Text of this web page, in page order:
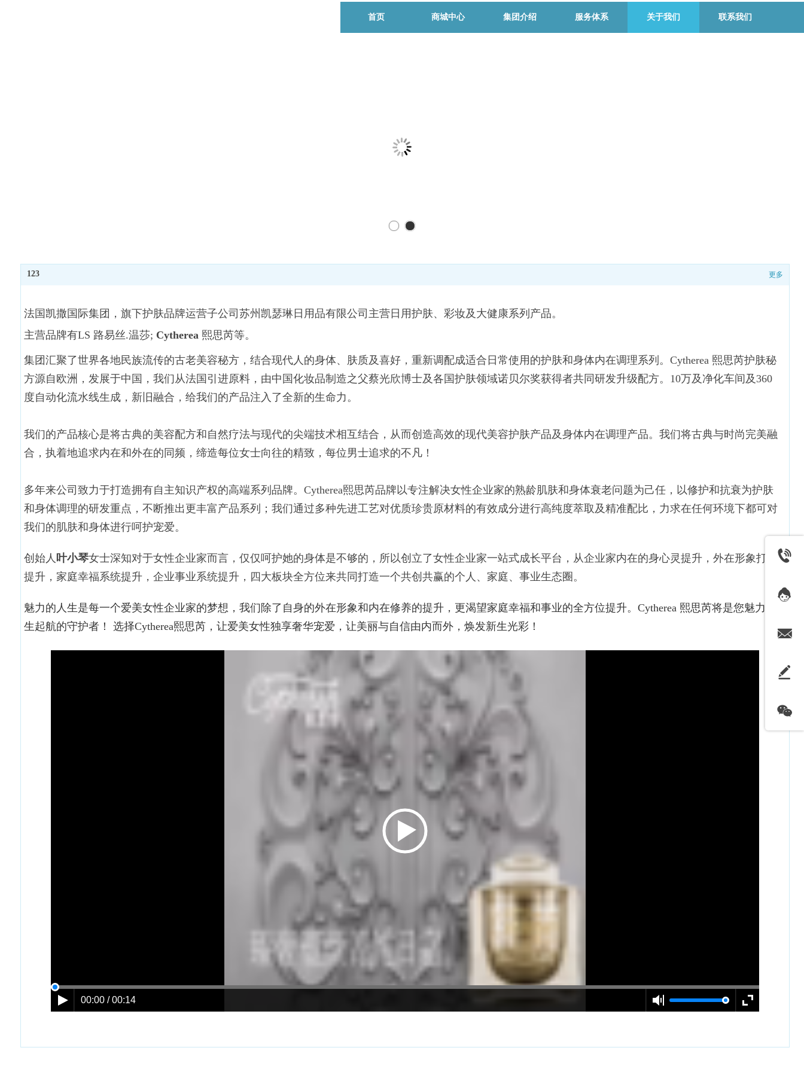
首页 商城中心 集团介绍 服务体系 关于我们 联系我们
123 更多
法国凯撒国际集团，旗下护肤品牌运营子公司苏州凯瑟琳日用品有限公司主营日用护肤、彩妆及大健康系列产品。
主营品牌有LS 路易丝.温莎; Cytherea 熙思芮等。
集团汇聚了世界各地民族流传的古老美容秘方，结合现代人的身体、肤质及喜好，重新调配成适合日常使用的护肤和身体内在调理系列。 Cytherea 熙思芮护肤秘
方源自欧洲，发展于中国，我们从法国引进原料，由中国化妆品制造之父蔡光欣博士及各国护肤领域诺贝尔奖获得者共同研发升级配方。10万及净化车间及360
度自动化流水线生成，新旧融合，给我们的产品注入了全新的生命力。
我们的产品核心是将古典的美容配方和自然疗法与现代的尖端技术相互结合，从而创造高效的现代美容护肤产品及身体内在调理产品。我们将古典与时尚完美融
合，执着地追求内在和外在的同频，缔造每位女士向往的精致，每位男士追求的不凡！
多年来公司致力于打造拥有自主知识产权的高端系列品牌。 Cytherea熙思芮品牌以专注解决女性企业家的熟龄肌肤和身体衰老问题为己任，以修护和抗衰为护肤
和身体调理的研发重点，不断推出更丰富产品系列；我们通过多种先进工艺对优质珍贵原材料的有效成分进行高纯度萃取及精准配比，力求在任何环境下都可对
我们的肌肤和身体进行呵护宠爱。
创始人 叶小琴女士深知对于女性企业家而言，仅仅呵护她的身体是不够的，所以创立了女性企业家一站式成长平台，从企业家内在的身心灵提升，外在形象打造
提升，家庭幸福系统提升，企业事业系统提升，四大板块全方位来共同打造一个共创共赢的个人、家庭、事业生态圈。
魅力的人生是每一个爱美女性企业家的梦想，我们除了自身的外在形象和内在修养的提升，更渴望家庭幸福和事业的全方位提升。 Cytherea 熙思芮将是您魅力人
生起航的守护者！ 选择Cytherea熙思芮，让爱美女性独享奢华宠爱，让美丽与自信由内而外，焕发新生光彩！
00:00 / 00:14